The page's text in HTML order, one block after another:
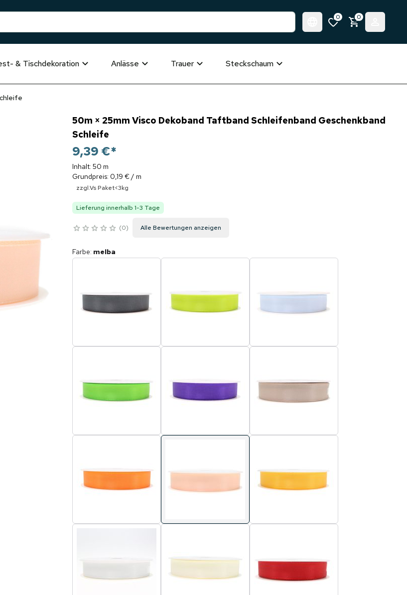
0 0
& Tischdekoration Anlässe Trauer Steckschaum
50m × 25mm Visco Dekoband Taftband Schleifenband Geschenkband
Schleife
9,39 €*
Inhalt: 50 m
Grundpreis: 0,19 € / m
zzgl.Vs Paket<3kg
Lieferung innerhalb 1-3 Tage
0 Alle Bewertungen anzeigen
Farbe: melba